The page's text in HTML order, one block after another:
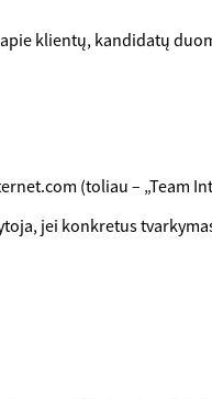
klientų, kandidatų
(toliau – „Team
jei konkretus